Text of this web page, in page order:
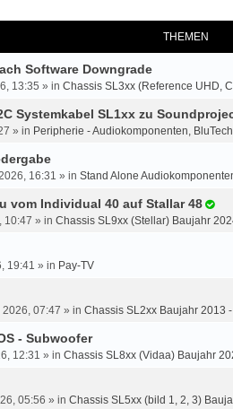
THEMEN
Software Downgrade
13:35 » in Chassis SL3xx (Reference UHD,
Systemkabel SL1xx zu
» in Peripherie - Audiokomponenten,
16:31 » in Stand Alone
vom Individual 40 auf Stallar 48
10:47 » in Chassis SL9xx (Stellar) Baujahr
19:41 » in Pay-TV
07:47 » in Chassis SL2xx Baujahr 2013
- Subwoofer
12:31 » in Chassis SL8xx (Vidaa) Baujahr
05:56 » in Chassis SL5xx (bild 1, 2, 3)